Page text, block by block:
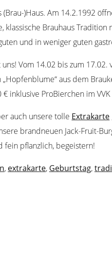
)Haus. Am 14.2.1992
klassische Brauhaus
und in weniger guten
Vom 14.02 bis zum
aus dem
inklusive ProBierchen im
auch unsere tolle Extrakarte
brandneuen Jack-Fruit-
fein pflanzlich, begeistern!
, extrakarte, Geburtstag,